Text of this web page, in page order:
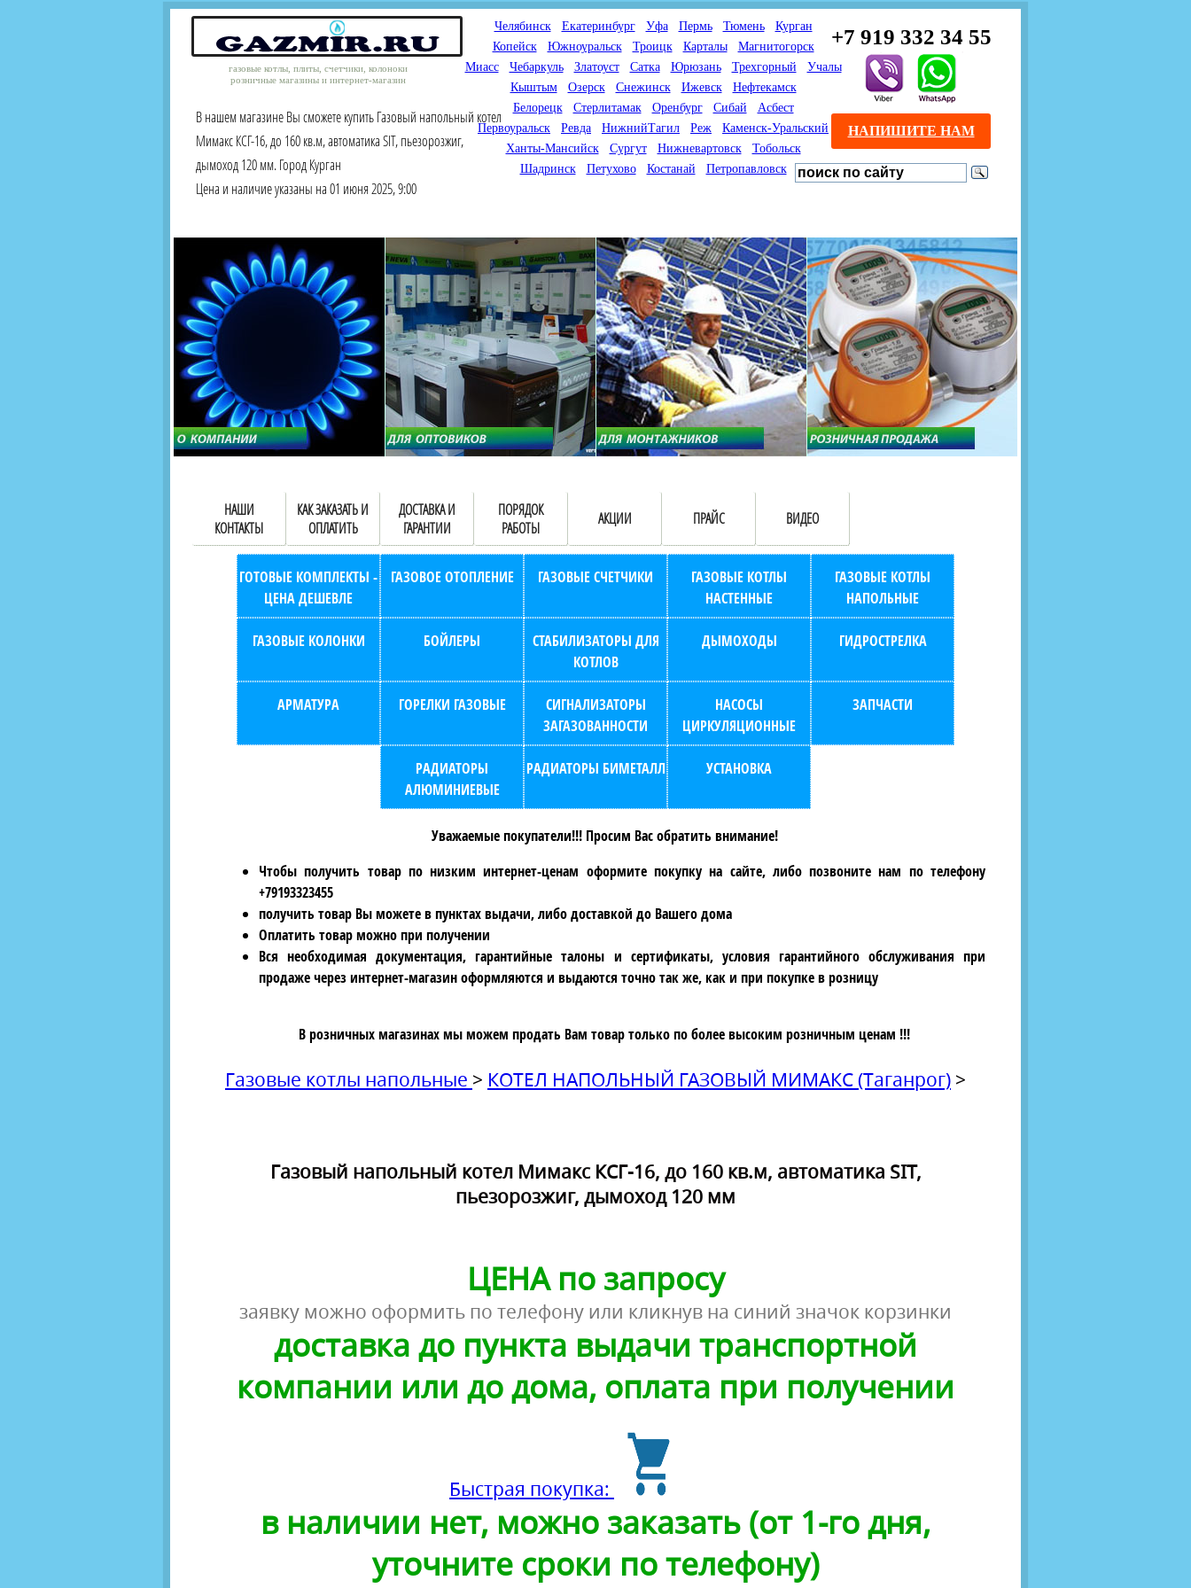
газовые котлы, плиты, счетчики, колоноки
розничные магазины и интернет-магазин
+7 919 332 34 55
Челябинск Екатеринбург Уфа Пермь Тюмень
Курган
Копейск
Южноуральск Троицк Карталы
Магнитогорск
Миасс
Чебаркуль Златоуст Сатка Юрюзань Трехгорный
Учалы
Кыштым
Озерск Снежинск Ижевск
Нефтекамск
Белорецк
Стерлитамак Оренбург Сибай
Асбест
Первоуральск
Ревда НижнийТагил Реж
Каменск-Уральский
Ханты-Мансийск
Сургут Нижневартовск
Тобольск
Шадринск
Петухово Костанай Петропавловск
В нашем магазине Вы сможете купить Газовый напольный котел
Мимакс КСГ-16, до 160 кв.м, автоматика SIT, пьезорозжиг,
дымоход 120 мм. Город Курган
Цена и наличие указаны на 01 июня 2025, 9:00
НАПИШИТЕ НАМ
Мы продаем газовые котлы
для отопления,
водонагреватели, счетчики
газа с доставкой по городам
России и Казахстана
Мы специализируемся на
снабжении магазинов
газового оборудования.
Предлагаем полный
ассортимент товара для
открытия магазина газового
оборудования в Вашем
городе. Мы знаем что будет
продаваться.
Предлагаем взаимовыгодное
сотрудничество
монтажникам газового
оборудования. Если Вы
занимаетесь установкой
газового оборудования, мы
предлагаем Вам оптовые
цены и документарное
сопровождение Ваших
продаж (берем всю
бухгалтерию "на себя")
НАШИ
КОНТАКТЫ
КАК ЗАКАЗАТЬ И
ОПЛАТИТЬ
ДОСТАВКА И
ГАРАНТИИ
ПОРЯДОК
РАБОТЫ
АКЦИИ ПРАЙС ВИДЕО
ГОТОВЫЕ КОМПЛЕКТЫ -
ЦЕНА ДЕШЕВЛЕ
ГАЗОВОЕ ОТОПЛЕНИЕ ГАЗОВЫЕ СЧЕТЧИКИ
ГАЗОВЫЕ КОТЛЫ
НАСТЕННЫЕ
ГАЗОВЫЕ КОТЛЫ
НАПОЛЬНЫЕ
ГАЗОВЫЕ КОЛОНКИ БОЙЛЕРЫ
СТАБИЛИЗАТОРЫ ДЛЯ
КОТЛОВ
ДЫМОХОДЫ ГИДРОСТРЕЛКА
АРМАТУРА ГОРЕЛКИ ГАЗОВЫЕ
СИГНАЛИЗАТОРЫ
ЗАГАЗОВАННОСТИ
НАСОСЫ
ЦИРКУЛЯЦИОННЫЕ
ЗАПЧАСТИ
РАДИАТОРЫ
АЛЮМИНИЕВЫЕ
РАДИАТОРЫ БИМЕТАЛЛ УСТАНОВКА
Уважаемые покупатели!!! Просим Вас обратить внимание!
Чтобы получить товар по низким интернет-ценам оформите покупку на сайте, либо позвоните нам по телефону
+79193323455
получить товар Вы можете в пунктах выдачи, либо доставкой до Вашего дома
Оплатить товар можно при получении
Вся необходимая документация, гарантийные талоны и сертификаты, условия гарантийного обслуживания при
продаже через интернет-магазин оформляются и выдаются точно так же, как и при покупке в розницу
В розничных магазинах мы можем продать Вам товар только по более высоким розничным ценам !!!
Газовые котлы напольные > КОТЕЛ НАПОЛЬНЫЙ ГАЗОВЫЙ МИМАКС (Таганрог) >
Газовый напольный котел Мимакс КСГ-16, до 160 кв.м, автоматика SIT,
пьезорозжиг, дымоход 120 мм
ЦЕНА по запросу
заявку можно оформить по телефону или кликнув на синий значок корзинки
доставка до пункта выдачи транспортной
компании или до дома, оплата при получении
Быстрая покупка:
в наличии нет, можно заказать (от 1-го дня,
уточните сроки по телефону)